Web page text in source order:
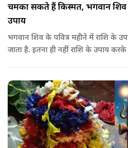
चमका सकते हैं किस्मत, भगवान शिव
उपाय
भगवान शिव के पवित्र महीने में राशि के
जाता है. इतना ही नहीं राशि के उपाय